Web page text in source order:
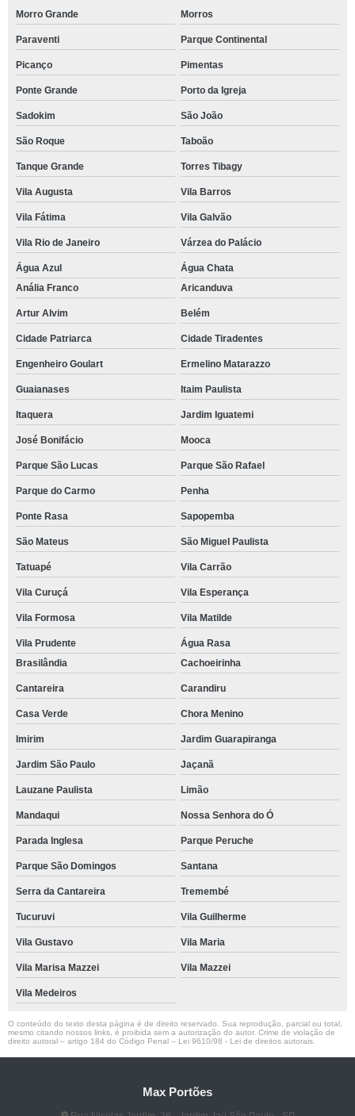
Morro Grande Morros
Paraventi Parque Continental
Picanço Pimentas
Ponte Grande Porto da Igreja
Sadokim São João
São Roque Taboão
Tanque Grande Torres Tibagy
Vila Augusta Vila Barros
Vila Fátima Vila Galvão
Vila Rio de Janeiro Várzea do Palácio
Água Azul
Água Chata
Anália Franco
Aricanduva
Artur Alvim Belém
Cidade Patriarca Cidade Tiradentes
Engenheiro Goulart Ermelino Matarazzo
Guaianases Itaim Paulista
Itaquera Jardim Iguatemi
José Bonifácio Mooca
Parque São Lucas Parque São Rafael
Parque do Carmo Penha
Ponte Rasa Sapopemba
São Mateus São Miguel Paulista
Tatuapé Vila Carrão
Vila Curuçá Vila Esperança
Vila Formosa Vila Matilde
Vila Prudente
Água Rasa
Brasilândia
Cachoeirinha
Cantareira Carandiru
Casa Verde Chora Menino
Imirim Jardim Guarapiranga
Jardim São Paulo Jaçanã
Lauzane Paulista Limão
Mandaqui Nossa Senhora do Ó
Parada Inglesa Parque Peruche
Parque São Domingos Santana
Serra da Cantareira Tremembé
Tucuruvi Vila Guilherme
Vila Gustavo Vila Maria
Vila Marisa Mazzei Vila Mazzei
Vila Medeiros
O conteúdo do texto desta página é de direito reservado. Sua reprodução, parcial ou total,
mesmo citando nossos links, é proibida sem a autorização do autor. Crime de violação de
direito autoral – artigo 184 do Código Penal – Lei 9610/98 - Lei de direitos autorais
Max Portões